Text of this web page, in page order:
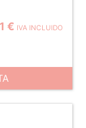
€ IVA INCLUIDO